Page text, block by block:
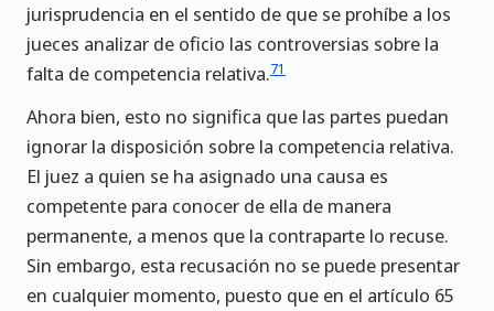
jurisprudencia en el sentido de que se prohíbe a los
jueces analizar de oficio las controversias sobre la
falta de competencia relativa.71
Ahora bien, esto no significa que las partes puedan
ignorar la disposición sobre la competencia relativa.
El juez a quien se ha asignado una causa es
competente para conocer de ella de manera
permanente, a menos que la contraparte lo recuse.
Sin embargo, esta recusación no se puede presentar
en cualquier momento, puesto que en el artículo 65